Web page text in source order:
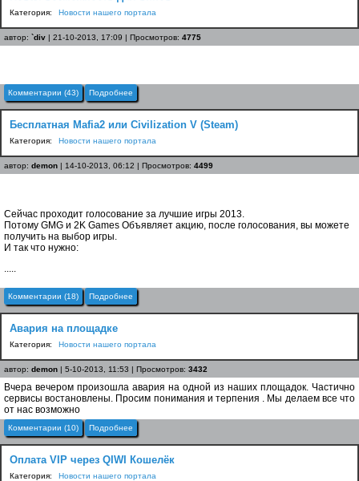
Категория: Новости нашего портала
автор: `div | 21-10-2013, 17:09 | Просмотров: 4775
Комментарии (43) Подробнее
Бесплатная Mafia2 или Civilization V (Steam)
Категория: Новости нашего портала
автор: demon | 14-10-2013, 06:12 | Просмотров: 4499
Сейчас проходит голосование за лучшие игры 2013.
Потому GMG и 2K Games Объявляет акцию, после голосования, вы можете
получить на выбор игры.
И так что нужно:
.....
Комментарии (18) Подробнее
Авария на площадке
Категория: Новости нашего портала
автор: demon | 5-10-2013, 11:53 | Просмотров: 3432
Вчера вечером произошла авария на одной из наших площадок. Частично
сервисы востановлены. Просим понимания и терпения . Мы делаем все что
от нас возможно
Комментарии (10) Подробнее
Оплата VIP через QIWI Кошелёк
Категория: Новости нашего портала